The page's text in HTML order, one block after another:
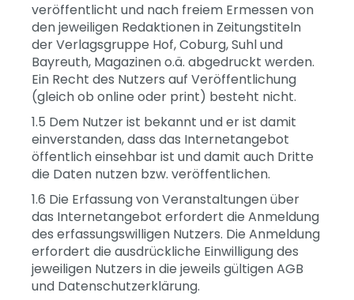
veröffentlicht und nach freiem Ermessen von
den jeweiligen Redaktionen in Zeitungstiteln
der Verlagsgruppe Hof, Coburg, Suhl und
Bayreuth, Magazinen o.ä. abgedruckt werden.
Ein Recht des Nutzers auf Veröffentlichung
(gleich ob online oder print) besteht nicht.
1.5 Dem Nutzer ist bekannt und er ist damit
einverstanden, dass das Internetangebot
öffentlich einsehbar ist und damit auch Dritte
die Daten nutzen bzw. veröffentlichen.
1.6 Die Erfassung von Veranstaltungen über
das Internetangebot erfordert die Anmeldung
des erfassungswilligen Nutzers. Die Anmeldung
erfordert die ausdrückliche Einwilligung des
jeweiligen Nutzers in die jeweils gültigen AGB
und Datenschutzerklärung.